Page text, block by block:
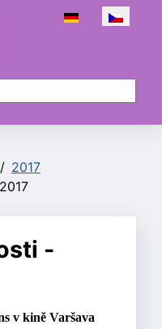
Zvolte jazyk
2017
-
v kině Varšava